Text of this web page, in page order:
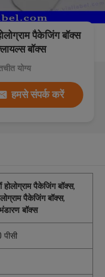
पैकेजिंग बॉक्स
बॉक्स
योग्य
हमसे संपर्क करें
होलोग्राम पैकेजिंग बॉक्स,
पैकेजिंग बॉक्स,
बॉक्स